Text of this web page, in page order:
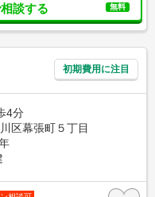
談する 無料
初期費用に注目
4分
区幕張町５丁目